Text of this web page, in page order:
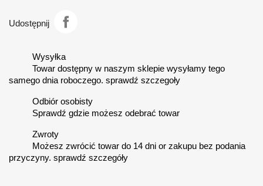
Udostępnij
Wysyłka
Towar dostępny w naszym sklepie wysyłamy tego
samego dnia roboczego. sprawdź szczegoły
Odbiór osobisty
Sprawdź gdzie możesz odebrać towar
Zwroty
Możesz zwrócić towar do 14 dni or zakupu bez podania
przyczyny. sprawdź szczegóły